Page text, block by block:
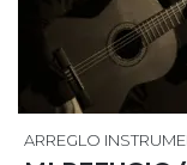
ARREGLO